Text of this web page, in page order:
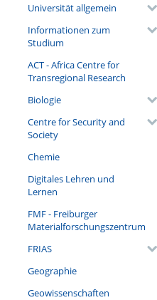
Universität allgemein
Informationen zum
Studium
ACT - Africa Centre for
Transregional Research
Biologie
Centre for Security and
Society
Chemie
Digitales Lehren und
Lernen
FMF - Freiburger
Materialforschungszentrum
FRIAS
Geographie
Geowissenschaften